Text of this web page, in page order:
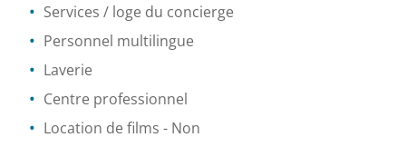
Services / loge du concierge
Personnel multilingue
Laverie
Centre professionnel
Location de films - Non